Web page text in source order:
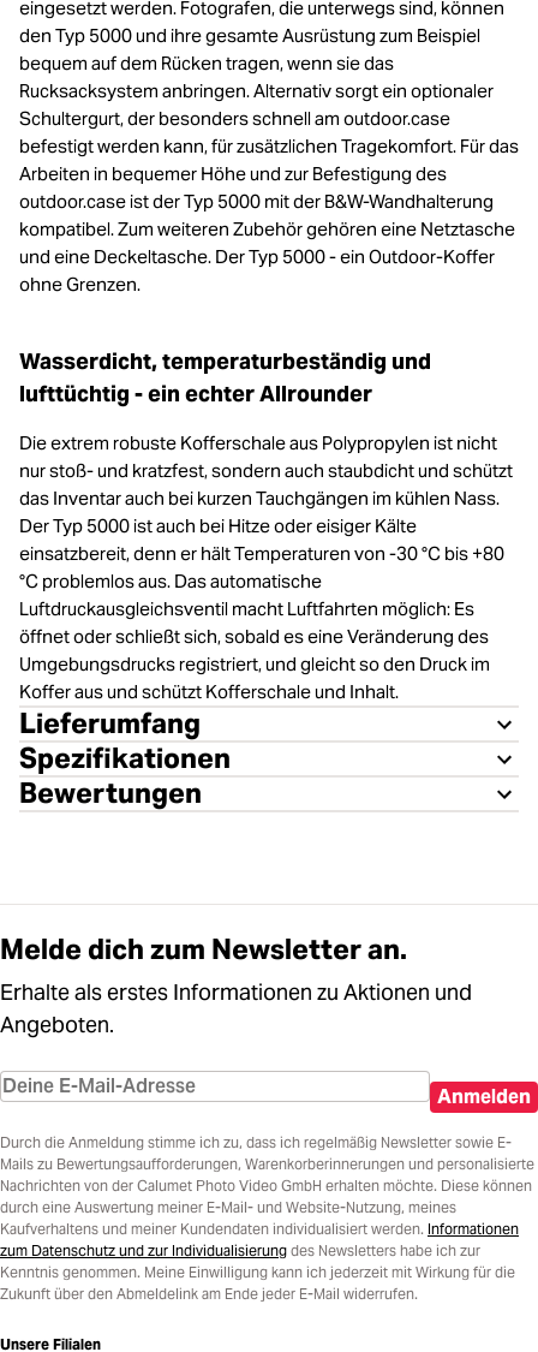
eingesetzt werden. Fotografen, die unterwegs sind, können
den Typ 5000 und ihre gesamte Ausrüstung zum Beispiel
bequem auf dem Rücken tragen, wenn sie das
Rucksacksystem anbringen. Alternativ sorgt ein optionaler
Schultergurt, der besonders schnell am outdoor.case
befestigt werden kann, für zusätzlichen Tragekomfort. Für das
Arbeiten in bequemer Höhe und zur Befestigung des
outdoor.case ist der Typ 5000 mit der B&W-Wandhalterung
kompatibel. Zum weiteren Zubehör gehören eine Netztasche
und eine Deckeltasche. Der Typ 5000 - ein Outdoor-Koffer
ohne Grenzen.
Wasserdicht, temperaturbeständig und
lufttüchtig - ein echter Allrounder
Die extrem robuste Kofferschale aus Polypropylen ist nicht
nur stoß- und kratzfest, sondern auch staubdicht und schützt
das Inventar auch bei kurzen Tauchgängen im kühlen Nass.
Der Typ 5000 ist auch bei Hitze oder eisiger Kälte
einsatzbereit, denn er hält Temperaturen von -30 °C bis +80
°C problemlos aus. Das automatische
Luftdruckausgleichsventil macht Luftfahrten möglich: Es
öffnet oder schließt sich, sobald es eine Veränderung des
Umgebungsdrucks registriert, und gleicht so den Druck im
Koffer aus und schützt Kofferschale und Inhalt.
Lieferumfang
Spezifikationen
Bewertungen
Melde dich zum Newsletter an.
Erhalte als erstes Informationen zu Aktionen und
Angeboten.
Anmelden
Durch die Anmeldung stimme ich zu, dass ich regelmäßig Newsletter sowie E-
Mails zu Bewertungsaufforderungen, Warenkorberinnerungen und personalisierte
Nachrichten von der Calumet Photo Video GmbH erhalten möchte. Diese können
durch eine Auswertung meiner E-Mail- und Website-Nutzung, meines
Kaufverhaltens und meiner Kundendaten individualisiert werden. Informationen
zum Datenschutz und zur Individualisierung des Newsletters habe ich zur
Kenntnis genommen. Meine Einwilligung kann ich jederzeit mit Wirkung für die
Zukunft über den Abmeldelink am Ende jeder E-Mail widerrufen.
Unsere Filialen